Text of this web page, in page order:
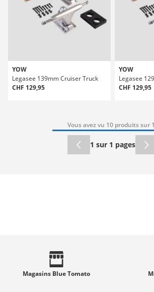
YOW
Legasee 139mm Cruiser Truck
CHF 129,95
YOW
Legasee
CHF 129,95
Vous avez vu 10 produits sur
1 sur 1 pages
Magasins Blue Tomato